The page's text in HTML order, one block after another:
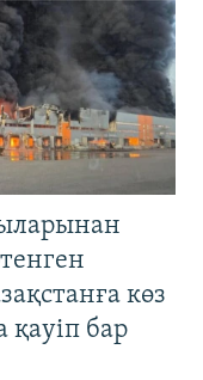
көз
қауіп бар